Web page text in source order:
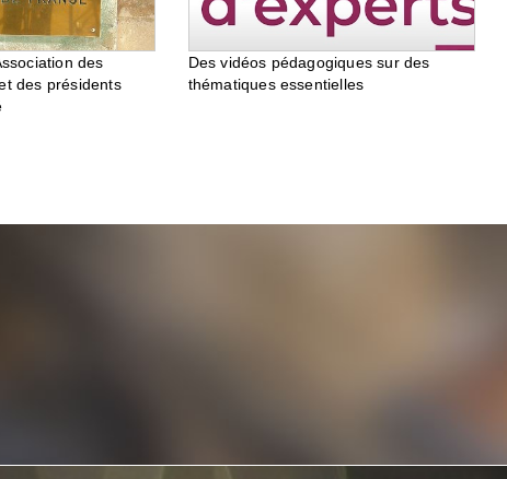
des
des présidents
Des vidéos pédagogiques sur des
thématiques essentielles